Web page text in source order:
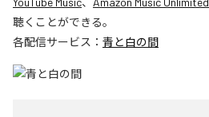
聴くことができる。
各配信サービス： 青と白の間